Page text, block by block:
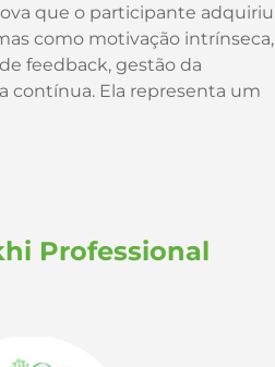
que o participante adquiriu
como motivação intrínseca,
feedback, gestão da
contínua. Ela representa um
Professional